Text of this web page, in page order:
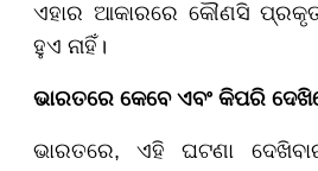
ଏହାର ଆକାରରେ କୌଣସି
ହୁଏ ନାହିଁ।
ଭାରତରେ କେବେ ଏବଂ କିପରି
ଭାରତରେ, ଏହି ଘଟଣା